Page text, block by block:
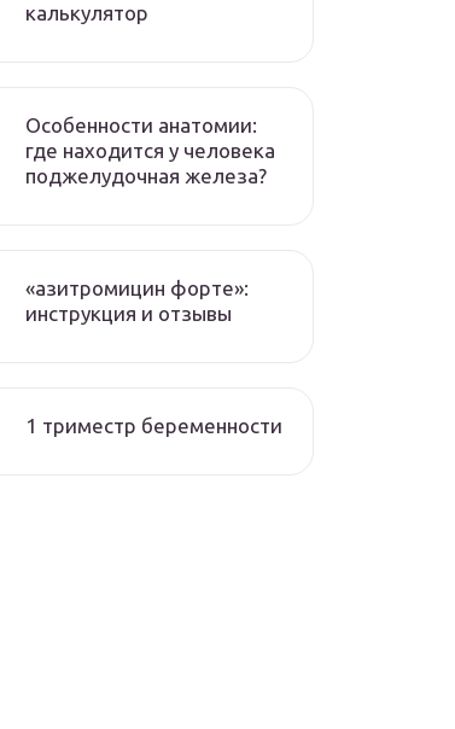
калькулятор
Особенности анатомии:
где находится у человека
поджелудочная железа?
«азитромицин форте»:
инструкция и отзывы
1 триместр беременности